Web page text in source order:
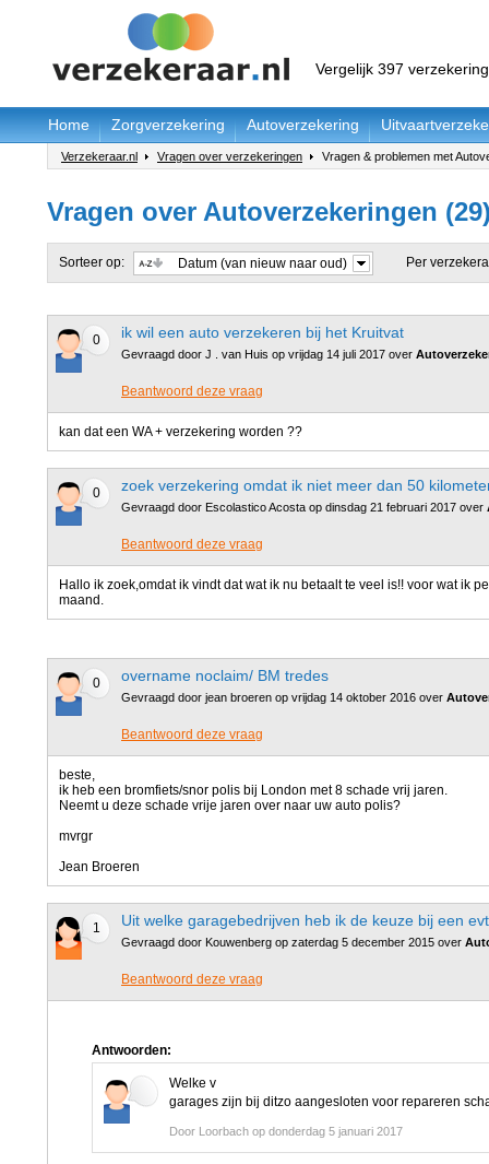
Vergelijk 397
Home Zorgverzekering Autoverzekering
Verzekeraar.nl Vragen over verzekeringen Vragen & problemen met
Vragen over Autoverzekeringen
Sorteer op: Datum (van nieuw naar oud) Per
0 ik wil een auto verzekeren bij het Kruitvat
Gevraagd door J . van Huis op vrijdag 14 juli 2017 over
Beantwoord deze vraag
kan dat een WA + verzekering worden ??
0 zoek verzekering omdat ik niet meer dan 50
Gevraagd door Escolastico Acosta op dinsdag 21 februari 2017 over
Beantwoord deze vraag
Hallo ik zoek,omdat ik vindt dat wat ik nu betaalt te veel is!! voor wat ik
maand.
0 overname noclaim/ BM tredes
Gevraagd door jean broeren op vrijdag 14 oktober 2016 over
Beantwoord deze vraag
beste,
ik heb een bromfiets/snor polis bij London met 8 schade vrij jaren.
Neemt u deze schade vrije jaren over naar uw auto polis?
mvrgr
Jean Broeren
1 Uit welke garagebedrijven heb ik de keuze bij een
Gevraagd door Kouwenberg op zaterdag 5 december 2015 over
Beantwoord deze vraag
Antwoorden:
Welke v
garages zijn bij ditzo aangesloten voor repareren
Door Loorbach op donderdag 5 januari 2017